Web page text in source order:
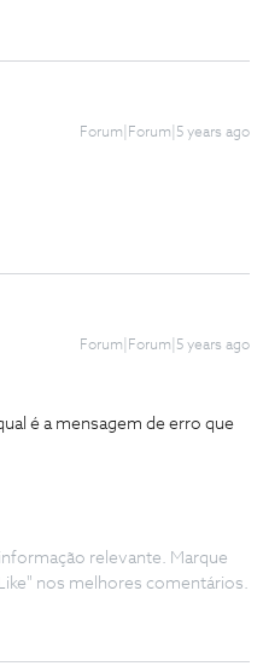
Forum|Forum|5 years ago
Forum|Forum|5 years ago
é a mensagem de erro que
relevante. Marque
nos melhores comentários.